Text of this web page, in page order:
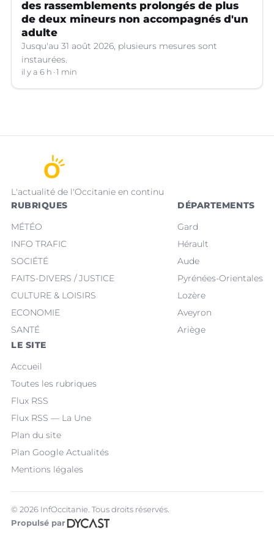
des rassemblements prolongés de plus
de deux mineurs non accompagnés d'un
adulte
Jusqu'au 31 août 2026, plusieurs mesures sont
instaurées.
il y a 6 h 1 min
L'actualité de l'Occitanie en continu
RUBRIQUES
MÉTÉO
INFO TRAFIC
SOCIÉTÉ
FAITS-DIVERS / JUSTICE
CULTURE & LOISIRS
ECONOMIE
SANTÉ
DÉPARTEMENTS
Gard
Hérault
Aude
Pyrénées-Orientales
Lozère
Aveyron
Ariège
LE SITE
Accueil
Toutes les rubriques
Flux RSS
Flux RSS — La Une
Plan du site
Plan Google Actualités
Mentions légales
© 2026 InfOccitanie. Tous droits réservés.
Propulsé par